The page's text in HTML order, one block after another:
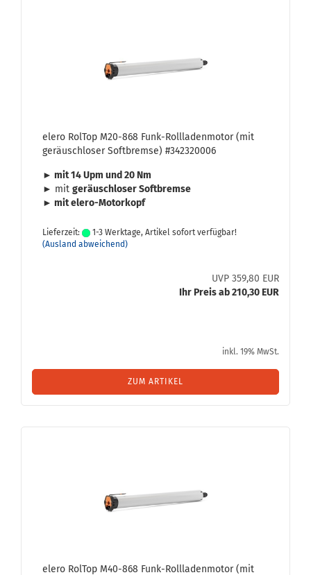
elero Rol­Top M20-​868 Funk-​Roll­la­den­mo­tor (mit
ge­räusch­lo­ser Soft­brem­se) #342320006
► mit 14 Upm und 20 Nm
► mit ge­räusch­lo­ser Soft­brem­se
► mit elero-​Motorkopf
Lieferzeit:
1-3 Werktage, Artikel sofort verfügbar!
(Ausland abweichend)
UVP 359,80 EUR
Ihr Preis ab 210,30 EUR
inkl. 19% MwSt.
ZUM ARTIKEL
elero Rol­Top M40-​868 Funk-​Roll­la­den­mo­tor (mit